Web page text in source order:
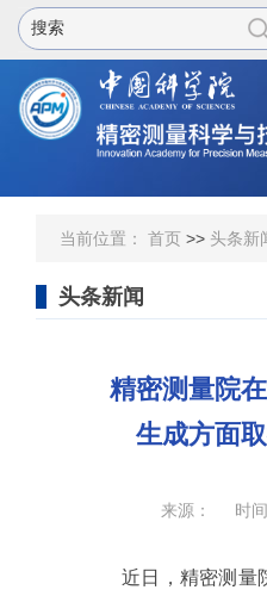
当前位置： 首页 >> 头条新
头条新闻
精密测量院
生成方面
来源： 时间
近日，精密测量